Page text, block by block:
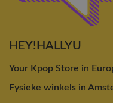
HEY!HALLYU
Your Kpop Store in
Fysieke winkels in